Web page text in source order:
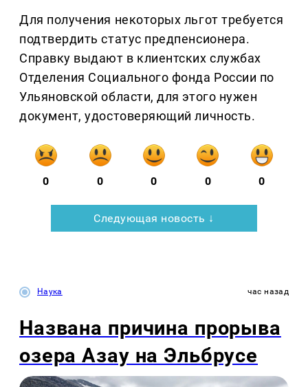
Для получения некоторых льгот требуется
подтвердить статус предпенсионера.
Справку выдают в клиентских службах
Отделения Социального фонда России по
Ульяновской области, для этого нужен
документ, удостоверяющий личность.
0 0 0 0 0
Следующая новость ↓
Наука час назад
Названа причина прорыва
озера Азау на Эльбрусе